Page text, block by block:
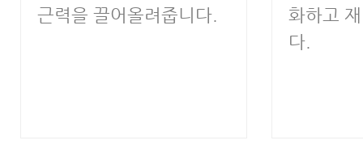
근력을 끌어올려줍니다.
화하고
다.